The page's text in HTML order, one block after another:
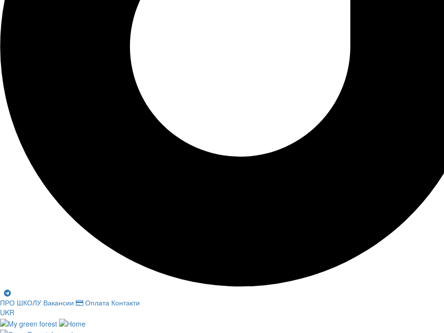
ПРО ШКОЛУ Вакансии Оплата Контакти
UKR